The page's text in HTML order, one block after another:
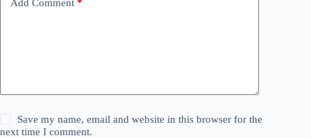
Add Comment *
Save my name, email and website in this browser for the
next time I comment.